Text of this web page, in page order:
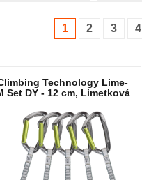
1 2 3 4
Technology Lime-
Set DY - 12 cm, Limetková